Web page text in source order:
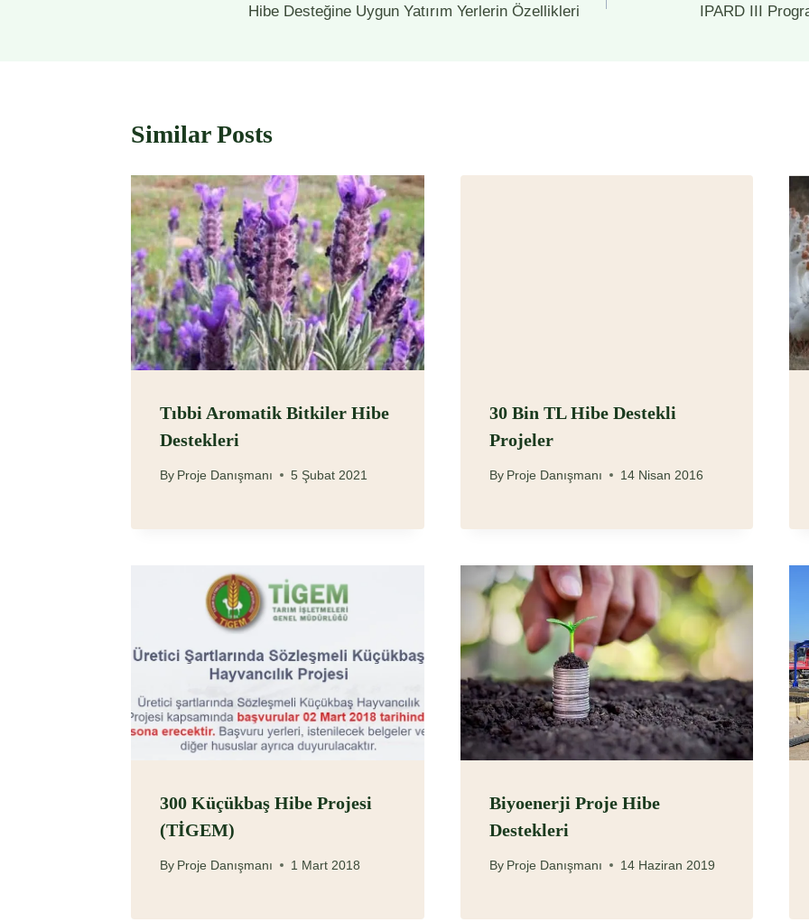
gezinmesi
Hibe Desteğine Uygun Yatırım Yerlerin Özellikleri IPARD III
Similar Posts
Tıbbi Aromatik Bitkiler Hibe
Destekleri
By Proje Danışmanı 5 Şubat 2021
30 Bin TL Hibe Destekli
Projeler
By Proje Danışmanı 14 Nisan 2016
300 Küçükbaş Hibe Projesi
(TİGEM)
By Proje Danışmanı 1 Mart 2018
Biyoenerji Proje Hibe
Destekleri
By Proje Danışmanı 14 Haziran 2019